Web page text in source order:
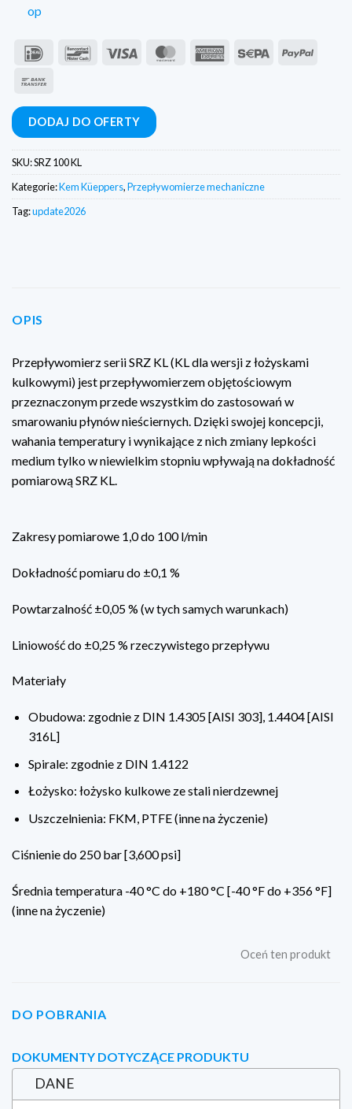
op
IDeal BancontactWiza MasterCardAmerican Sepa
PayPal
DODAJ DO OFERTY
SKU:SRZ 100 KL
Kategorie:Kem Küeppers,Przepływomierze mechaniczne
Tag:update2026
OPIS
Przepływomierz serii SRZ KL (KL dla wersji z łożyskami
kulkowymi) jest przepływomierzem objętościowym
przeznaczonym przede wszystkim do zastosowań w
smarowaniu płynów nieściernych. Dzięki swojej koncepcji,
wahania temperatury i wynikające z nich zmiany lepkości
medium tylko w niewielkim stopniu wpływają na dokładność
pomiarową SRZ KL.
Zakresy pomiarowe 1,0 do 100 l/min
Dokładność pomiaru do ±0,1 %
Powtarzalność ±0,05 % (w tych samych warunkach)
Liniowość do ±0,25 % rzeczywistego przepływu
Materiały
Obudowa: zgodnie z DIN 1.4305 [AISI 303], 1.4404 [AISI
316L]
Spirale: zgodnie z DIN 1.4122
Łożysko: łożysko kulkowe ze stali nierdzewnej
Uszczelnienia: FKM, PTFE (inne na życzenie)
Ciśnienie do 250 bar [3,600 psi]
Średnia temperatura -40 °C do +180 °C [-40 °F do +356 °F]
(inne na życzenie)
Oceń ten produkt
DO POBRANIA
DOKUMENTY DOTYCZĄCE PRODUKTU
DANE